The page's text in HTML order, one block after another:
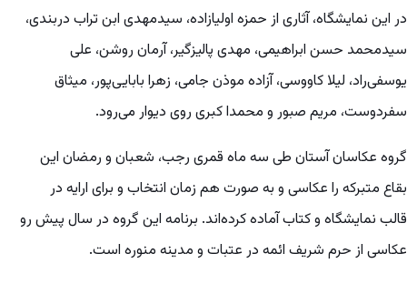
در این نمایشگاه، آثاری از حمزه اولیازاده، سیدمهدی ابن تراب دربندی،
سیدمحمد حسن ابراهیمی، مهدی پالیزگیر، آرمان روشن، علی
یوسفی‌راد، لیلا کاووسی، آزاده موذن جامی، زهرا بابایی‌پور، میثاق
سفردوست، مریم صبور و محمدا کبری روی دیوار می‌رود.
گروه عکاسان آستان طی سه ماه قمری رجب، شعبان و رمضان این
بقاع متبرکه را عکاسی و به صورت هم زمان انتخاب و برای ارایه در
قالب نمایشگاه و کتاب آماده کرده‌اند. برنامه این گروه در سال پیش رو
عکاسی از حرم شریف ائمه در عتبات و مدینه منوره است.